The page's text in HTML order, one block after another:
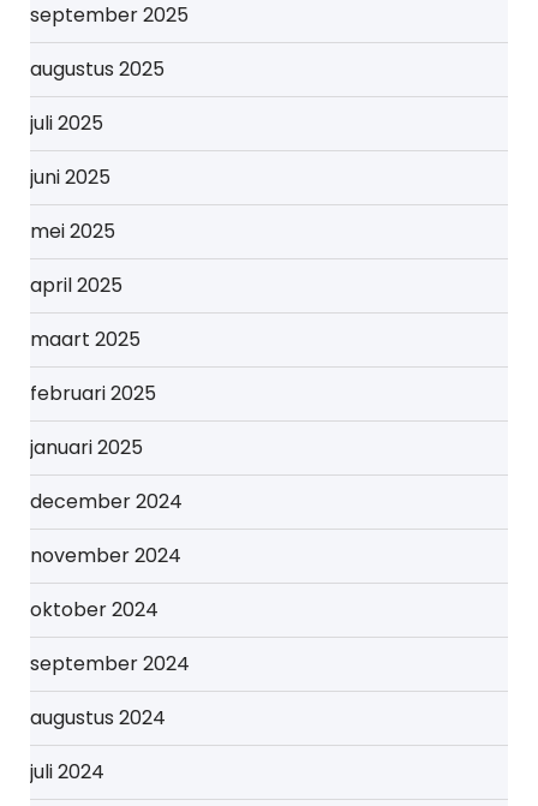
september 2025
augustus 2025
juli 2025
juni 2025
mei 2025
april 2025
maart 2025
februari 2025
januari 2025
december 2024
november 2024
oktober 2024
september 2024
augustus 2024
juli 2024